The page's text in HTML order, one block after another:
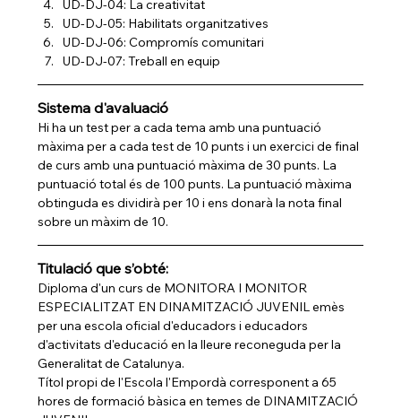
UD-DJ-04: La creativitat
UD-DJ-05: Habilitats organitzatives
UD-DJ-06: Compromís comunitari
UD-DJ-07: Treball en equip
Sistema d'avaluació
Hi ha un test per a cada tema amb una puntuació
màxima per a cada test de 10 punts i un exercici de final
de curs amb una puntuació màxima de 30 punts. La
puntuació total és de 100 punts. La puntuació màxima
obtinguda es dividirà per 10 i ens donarà la nota final
sobre un màxim de 10.
Titulació que s’obté:
Diploma d'un curs de MONITORA I MONITOR
ESPECIALITZAT EN DINAMITZACIÓ JUVENIL emès
per una escola oficial d'educadors i educadors
d'activitats d'educació en la lleure reconeguda per la
Generalitat de Catalunya.
Títol propi de l'Escola l'Empordà corresponent a 65
hores de formació bàsica en temes de DINAMITZACIÓ